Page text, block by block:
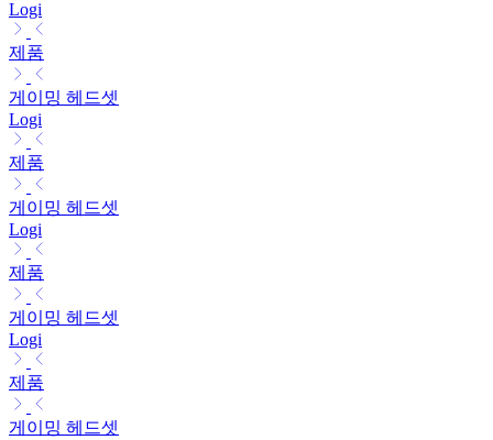
Logi
제품
게이밍 헤드셋
Logi
제품
게이밍 헤드셋
Logi
제품
게이밍 헤드셋
Logi
제품
게이밍 헤드셋